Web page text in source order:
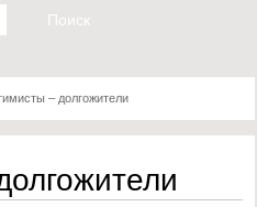
– долгожители